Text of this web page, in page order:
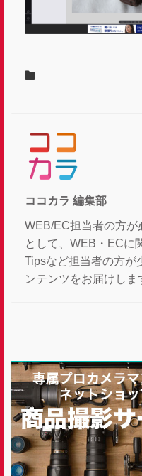
ココカラ 編集部
WEB/EC担当者の方が
として、WEB・ECに
Tipsなど担当者の方が
ンテンツをお届けしま